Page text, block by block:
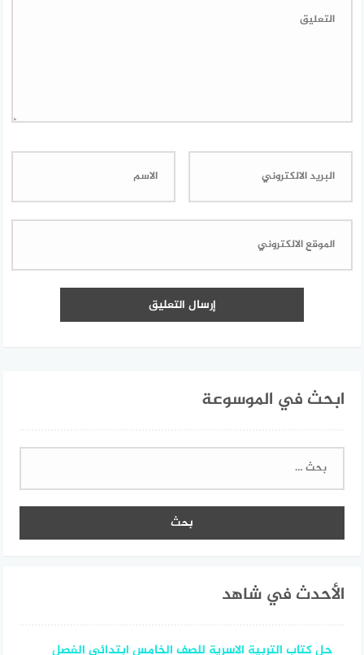
ابحث في الموسوعة
البحث
الأحدث في شاهد
حل كتاب التربية الاسرية للصف الخامس ابتدائي الفصل